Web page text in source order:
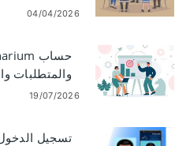
04/04/2026
والمتطلبات
19/07/2026